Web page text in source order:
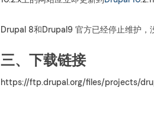
Drupal 8和Drupal9 官方已经停止维护，
三、下载链接
https://ftp.drupal.org/files/projects/